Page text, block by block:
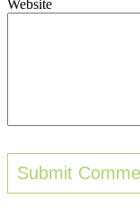
Website